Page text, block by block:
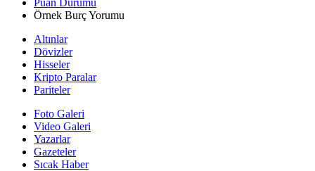
Örnek Burç Yorumu
Altınlar
Dövizler
Hisseler
Kripto Paralar
Pariteler
Foto Galeri
Video Galeri
Yazarlar
Gazeteler
Sıcak Haber